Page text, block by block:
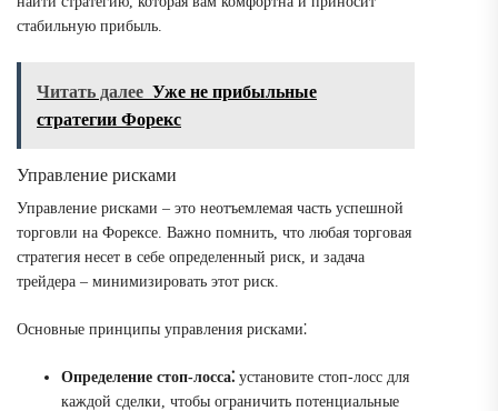
стабильную прибыль.
Читать далее Уже не прибыльные
стратегии Форекс
Управление рисками
Управление рисками – это неотъемлемая часть успешной
торговли на Форексе. Важно помнить, что любая торговая
стратегия несет в себе определенный риск, и задача
трейдера – минимизировать этот риск.
Основные принципы управления рисками⁚
Определение стоп-лосса⁚ установите стоп-лосс для
каждой сделки, чтобы ограничить потенциальные